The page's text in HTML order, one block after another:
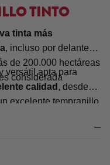
TINTO
tinta más
, incluso por delante
de 200.000 hectáreas
considerada
versátil apta para
calidad , desde
excelente tempranillo